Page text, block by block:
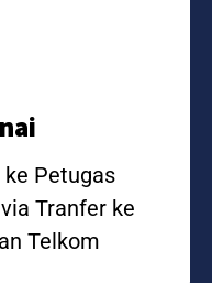
Petugas
Tranfer ke
Telkom